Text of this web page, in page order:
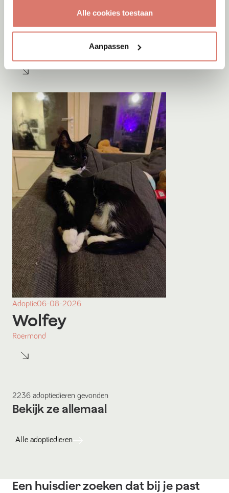
Alle cookies toestaan
Aanpassen
Shiva
Adoptie06-08-2026
Wolfey
Roermond
2236 adoptiedieren gevonden
Bekijk ze allemaal
Alle adoptiedieren
Een huisdier zoeken dat bij je past